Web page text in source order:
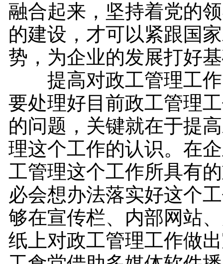
融合起来，坚持着党的
的建设，才可以紧跟国
势，为企业的发展打好
提高对政工管理工作
要处理好目前政工管理
的问题，关键就在于提
理这个工作的认识。在
工管理这个工作所具有
必会想办法落实好这个
够在宣传栏、内部网站
纸上对政工管理工作做